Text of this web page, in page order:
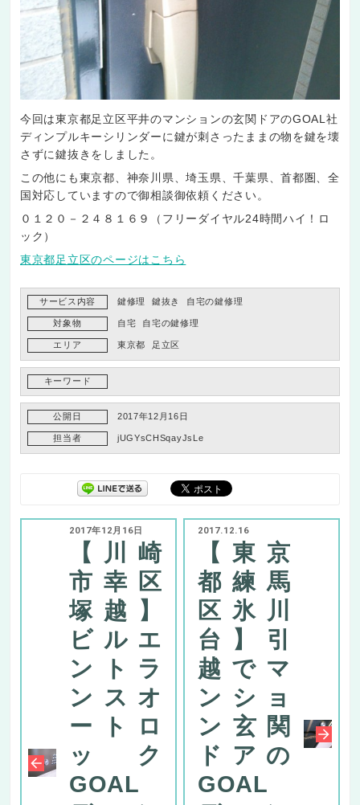
今回は東京都足立区平井のマンションの玄関ドアのGOAL社
ディンプルキーシリンダーに鍵が刺さったままの物を鍵を壊
さずに鍵抜きをしました。
この他にも東京都、神奈川県、埼玉県、千葉県、首都圏、全
国対応していますので御相談御依頼ください。
０１２０－２４８１６９（フリーダイヤル24時間ハイ！ロ
ック）
東京都足立区のページはこちら
サービス内容 鍵修理 鍵抜き 自宅の鍵修理
対象物 自宅 自宅の鍵修理
エリア 東京都 足立区
キーワード
公開日 2017年12月16日
担当者 jUGYsCHSqayJsLe
2017年12月16日
【川崎
市幸区
塚越】
ビルエ
ントラ
ンスオ
ートロ
ック
GOAL
2017.12.16
【東京
都練馬
区氷川
台】引
越でマ
ンショ
ン玄関
ドアの
GOAL